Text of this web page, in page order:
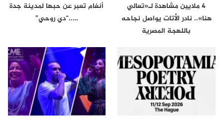
4 ملايين مشاهدة لـ«تعالي
هنا».. نادر الأتات يواصل نجاحه
باللهجة المصرية
أنغام تعبر عن حبها لمدينة جدة
…..“دي روحي”